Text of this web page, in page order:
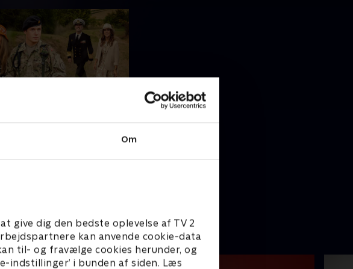
Om
give dig den bedste oplevelse af TV 2
kan anvende cookie-data
til- og fravælge cookies herunder, og
indstillinger’ i bunden af siden. Læs
gennemgår den